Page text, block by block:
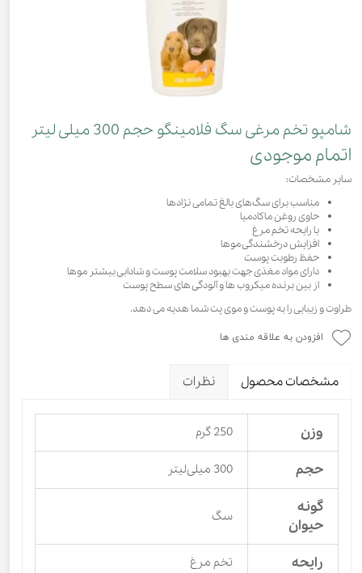
شامپو تخم مرغی سگ فلامینگو حجم 300 میلی لیتر
اتمام موجودی
سایر مشخصات:
مناسب برای سگ‌های بالغ تمامی نژادها
حاوی روغن ماکادمیا
با رایحه تخم مرغ
افزایش درخشندگی موها
حفظ رطوبت پوست
دارای مواد مغذی جهت بهبود سلامت پوست و شادابی بیشتر موها
از بین برنده میکروب ها و آلودگی های سطح پوست
طراوت و زیبایی را به پوست و موی پت شما هدیه می دهد.
افزودن به علاقه مندی ها
مشخصات محصول نظرات
وزن 250 گرم
حجم 300 میلی‌لیتر
گونه
حیوان
سگ
رایحه تخم مرغ